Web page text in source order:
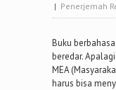
| Penerjemah
Buku
beredar.
MEA
harus bisa